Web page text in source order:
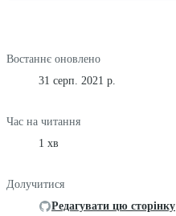
Востаннє оновлено
31 серп. 2021 р.
Час на читання
1 хв
Долучитися
Редагувати цю сторінку